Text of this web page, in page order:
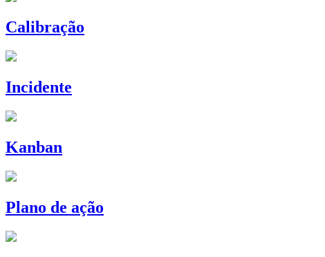
Calibração
Incidente
Kanban
Plano de ação